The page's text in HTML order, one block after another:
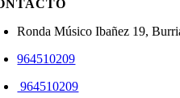
Ronda Músico Ibañez 19,
964510209
964510209